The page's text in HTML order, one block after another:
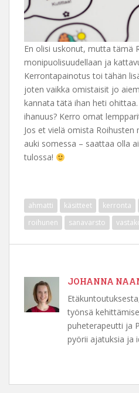
En olisi uskonut, mutta tämä
monipuolisuudellaan ja
Kerrontapainotus toi tähän
joten vaikka omistaisit jo
kannata tätä ihan heti
ihanuus? Kerro omat
Jos et vielä omista
auki somessa – saattaa olla
tulossa!
ahmatti käsitteet kerronta
roihunen
sanavarsto
JOHANNA
työnsä
puheterapeutti ja
pyörii ajatuksia ja